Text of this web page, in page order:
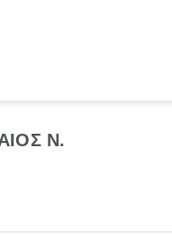
Ν.